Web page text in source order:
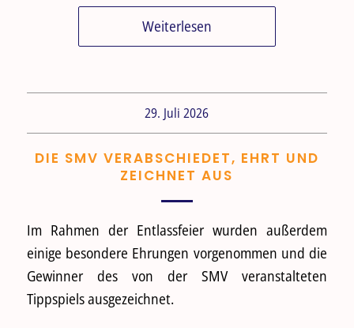
Weiterlesen
29. Juli 2026
DIE SMV VERABSCHIEDET, EHRT UND
ZEICHNET AUS
Im Rahmen der Entlassfeier wurden außerdem
einige besondere Ehrungen vorgenommen und die
Gewinner des von der SMV veranstalteten
Tippspiels ausgezeichnet.